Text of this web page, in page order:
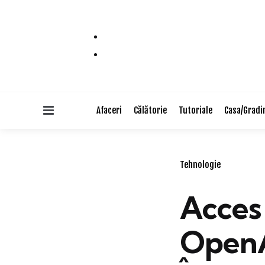
Afaceri Călătorie Tutoriale Casa/
Categories
Tehnologie